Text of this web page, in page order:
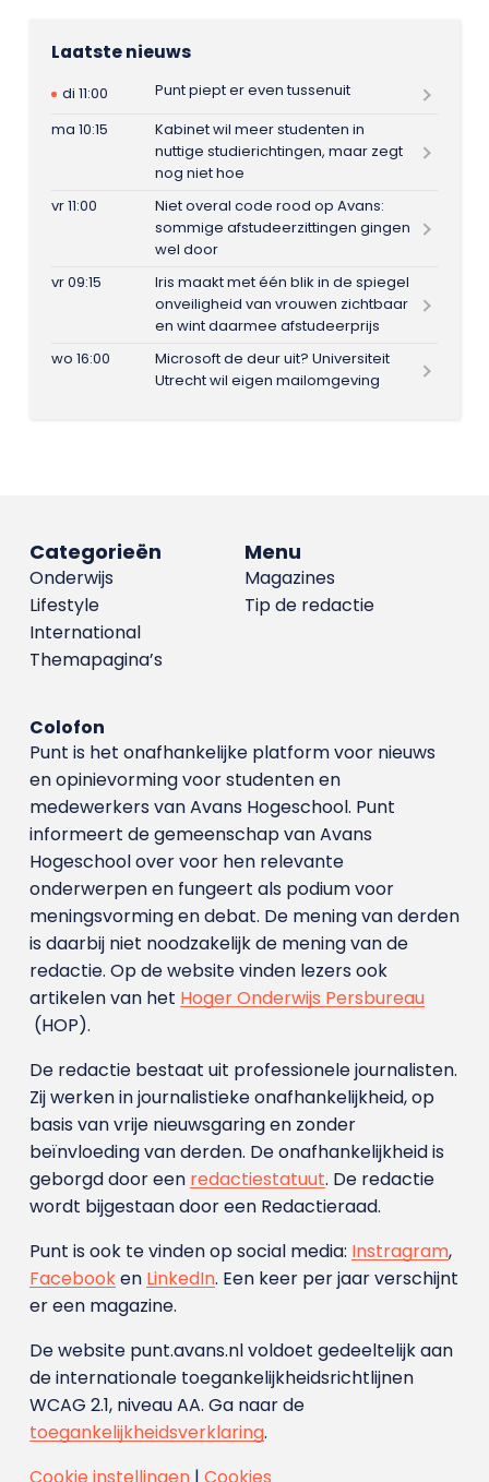
Laatste nieuws
di 11:00
Punt piept er even tussenuit
ma 10:15
Kabinet wil meer studenten in
nuttige studierichtingen, maar zegt
nog niet hoe
vr 11:00
Niet overal code rood op Avans:
sommige afstudeerzittingen gingen
wel door
vr 09:15
Iris maakt met één blik in de spiegel
onveiligheid van vrouwen zichtbaar
en wint daarmee afstudeerprijs
wo 16:00
Microsoft de deur uit? Universiteit
Utrecht wil eigen mailomgeving
Menu
Magazines
Tip de redactie
Categorieën
Onderwijs
Lifestyle
International
Themapagina’s
Colofon
Punt is het onafhankelijke platform voor nieuws
en opinievorming voor studenten en
medewerkers van Avans Hoge­school. Punt
informeert de gemeenschap van Avans
Hogeschool over voor hen relevante
onderwerpen en fungeert als podium voor
meningsvorming en debat. De mening van derden
is daarbij niet noodzakelijk de mening van de
redactie. Op de website vinden lezers ook
artikelen van het Hoger Onderwijs Persbureau
(HOP).
De redactie bestaat uit professionele journalisten.
Zij werken in journalistieke onafhankelijkheid, op
basis van vrije nieuwsgaring en zonder
beïnvloeding van derden. De onafhankelijkheid is
geborgd door een redactiestatuut. De redactie
wordt bijgestaan door een Redactieraad.
Punt is ook te vinden op social media: Instragram,
Facebooken LinkedIn. Een keer per jaar verschijnt
er een magazine.
De website punt.avans.nl voldoet gedeeltelijk aan
de internationale toegankelijkheidsrichtlijnen
WCAG 2.1, niveau AA. Ga naar de
toegankelijkheidsverklaring.
Cookie instellingen| Cookies